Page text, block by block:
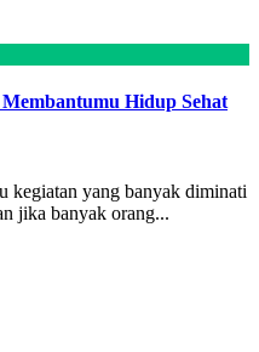
Hidup Sehat
kegiatan yang banyak diminati
jika banyak orang...